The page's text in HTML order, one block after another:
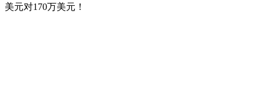
美元对170万美元！